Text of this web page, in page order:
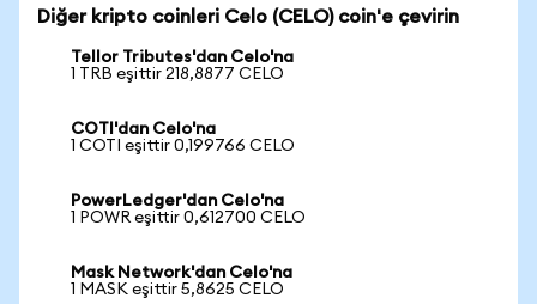
Diğer kripto coinleri Celo (CELO) coin'e çevirin
Tellor Tributes'dan Celo'na
1 TRB eşittir 218,8877 CELO
COTI'dan Celo'na
1 COTI eşittir 0,199766 CELO
PowerLedger'dan Celo'na
1 POWR eşittir 0,612700 CELO
Mask Network'dan Celo'na
1 MASK eşittir 5,8625 CELO